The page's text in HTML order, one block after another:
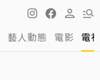
藝人動態 電影 電